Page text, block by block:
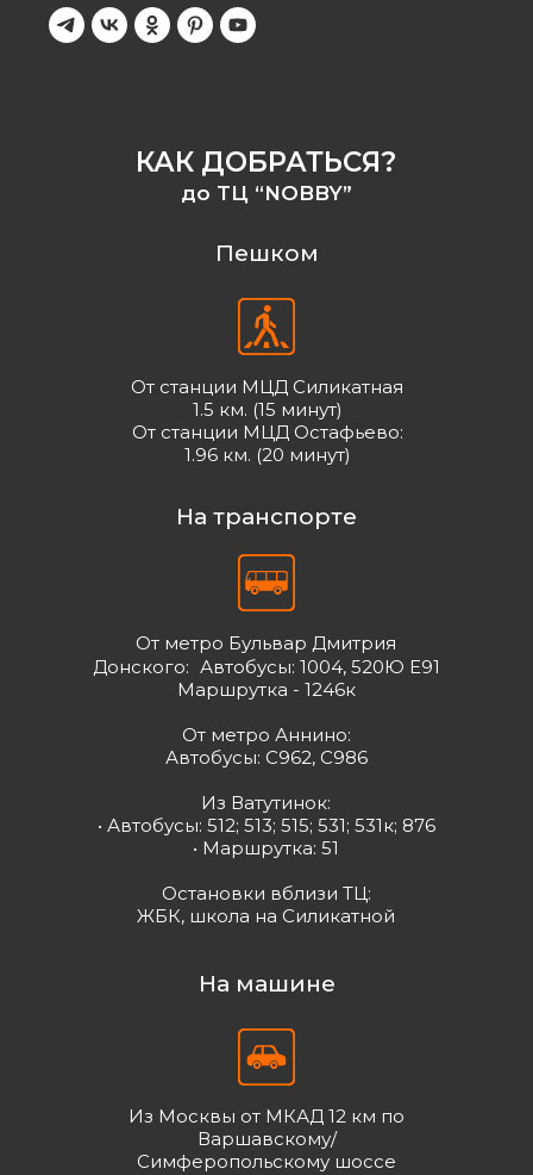
КАК ДОБРАТЬСЯ?
до ТЦ “NOBBY”
Пешком
На транспорте
На машине
От станции МЦД Силикатная
1.5 км. (15 минут)
От станции МЦД Остафьево:
1.96 км. (20 минут)
От метро Бульвар Дмитрия
Донского: Автобусы: 1004, 520Ю Е91
Маршрутка - 1246к
От метро Аннино:
Автобусы: С962, С986
Из Ватутинок:
• Автобусы: 512; 513; 515; 531; 531к; 876
• Маршрутка: 51
Остановки вблизи ТЦ:
ЖБК, школа на Силикатной
Из Москвы от МКАД 12 км по
Варшавскому/
Симферопольскому шоссе